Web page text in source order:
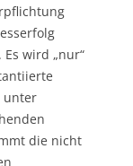
wird „nur“
unter
die nicht